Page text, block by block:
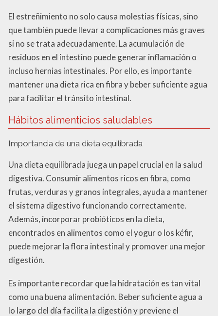
El estreñimiento no solo causa molestias físicas, sino
que también puede llevar a complicaciones más graves
si no se trata adecuadamente. La acumulación de
residuos en el intestino puede generar inflamación o
incluso hernias intestinales. Por ello, es importante
mantener una dieta rica en fibra y beber suficiente agua
para facilitar el tránsito intestinal.
Hábitos alimenticios saludables
Importancia de una dieta equilibrada
Una dieta equilibrada juega un papel crucial en la salud
digestiva. Consumir alimentos ricos en fibra, como
frutas, verduras y granos integrales, ayuda a mantener
el sistema digestivo funcionando correctamente.
Además, incorporar probióticos en la dieta,
encontrados en alimentos como el yogur o los kéfir,
puede mejorar la flora intestinal y promover una mejor
digestión.
Es importante recordar que la hidratación es tan vital
como una buena alimentación. Beber suficiente agua a
lo largo del día facilita la digestión y previene el